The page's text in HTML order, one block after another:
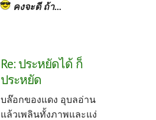
คงจะดี ถ้า...
Re: ประหยัดได้ ก็
ประหยัด
บล๊อกของแดง อุบลอ่าน
แล้วเพลินทั้งภาพและแง่